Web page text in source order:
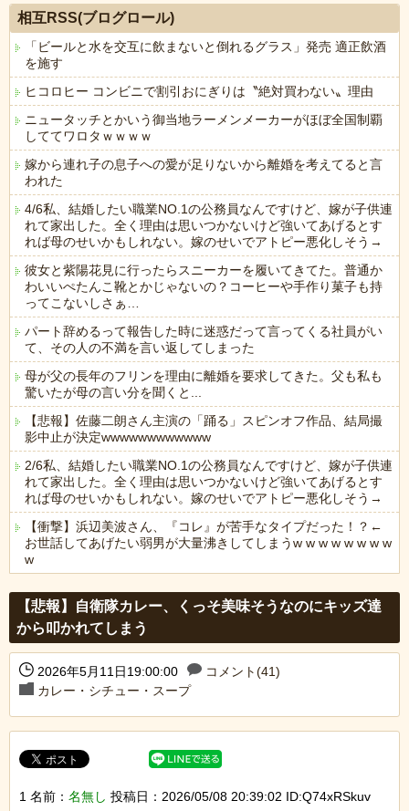
相互RSS(ブログロール)
「ビールと水を交互に飲まないと倒れるグラス」発売 適正飲酒
を施す
ヒコロヒー コンビニで割引おにぎりは〝絶対買わない〟理由
ニュータッチとかいう御当地ラーメンメーカーがほぼ全国制覇
しててワロタｗｗｗｗ
嫁から連れ子の息子への愛が足りないから離婚を考えてると言
われた
4/6私、結婚したい職業NO.1の公務員なんですけど、嫁が子供連
れて家出した。全く理由は思いつかないけど強いてあげるとす
れば母のせいかもしれない。嫁のせいでアトピー悪化しそう→
彼女と紫陽花見に行ったらスニーカーを履いてきてた。普通か
わいいぺたんこ靴とかじゃないの？コーヒーや手作り菓子も持
ってこないしさぁ…
パート辞めるって報告した時に迷惑だって言ってくる社員がい
て、その人の不満を言い返してしまった
母が父の長年のフリンを理由に離婚を要求してきた。父も私も
驚いたが母の言い分を聞くと...
【悲報】佐藤二朗さん主演の「踊る」スピンオフ作品、結局撮
影中止が決定wwwwwwwwwwww
2/6私、結婚したい職業NO.1の公務員なんですけど、嫁が子供連
れて家出した。全く理由は思いつかないけど強いてあげるとす
れば母のせいかもしれない。嫁のせいでアトピー悪化しそう→
【衝撃】浜辺美波さん、『コレ』が苦手なタイプだった！？←
お世話してあげたい弱男が大量沸きしてしまうw w w w w w w w
w
【悲報】自衛隊カレー、くっそ美味そうなのにキッズ達
から叩かれてしまう
2026年5月11日19:00:00
コメント(41)
カレー・シチュー・スープ
1 名前： 名無し 投稿日：2026/05/08 20:39:02 ID:Q74xRSkuv